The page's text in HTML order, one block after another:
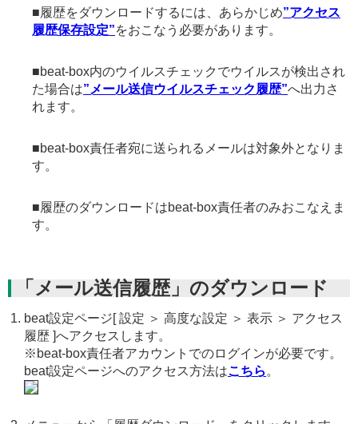
■履歴をダウンロードするには、あらかじめ”アクセス
履歴保存設定”をおこなう必要があります。
■beat-box内のウイルスチェックでウイルスが検出され
た場合は”メール送信ウイルスチェック履歴”へ出力さ
れます。
■beat-box責任者宛に送られるメールは対象外となりま
す。
■履歴のダウンロードはbeat-box責任者のみおこなえま
す。
「メール送信履歴」のダウンロード
beat設定ページ[ 設定 ＞ 高度な設定 ＞ 表示 ＞ アクセス
履歴 ]へアクセスします。
※beat-box責任者アカウントでのログインが必要です。
beat設定ページへのアクセス方法はこちら 。